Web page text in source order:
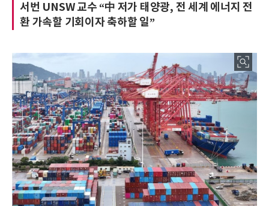
서번 UNSW 교수 “中 저가 태양광, 전 세계 에너지 전
환 가속할 기회이자 축하할 일”